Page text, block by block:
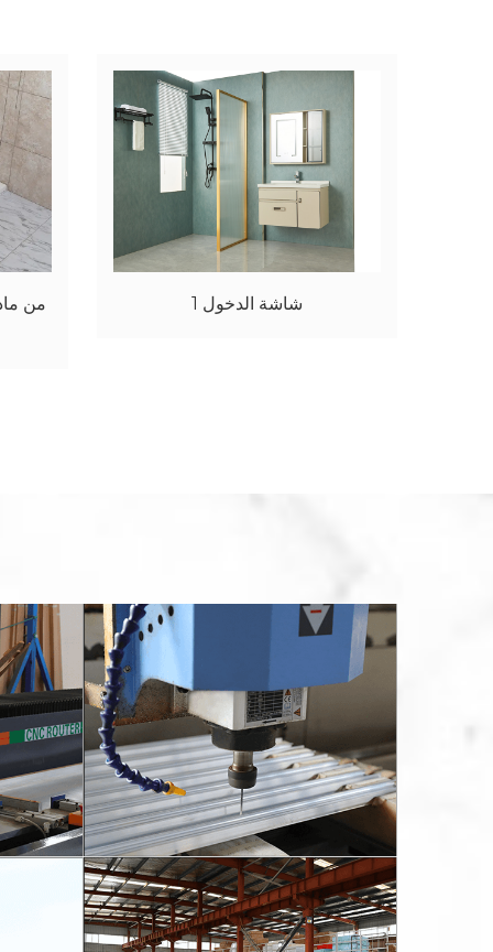
شاشة دخول 6 بيضاء